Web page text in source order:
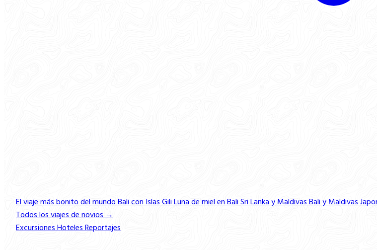
El viaje más bonito del mundoBali con Islas GiliLuna de miel en BaliSri Lanka y MaldivasBali y Maldivas
Todos los viajes de novios →
ExcursionesHotelesReportajes